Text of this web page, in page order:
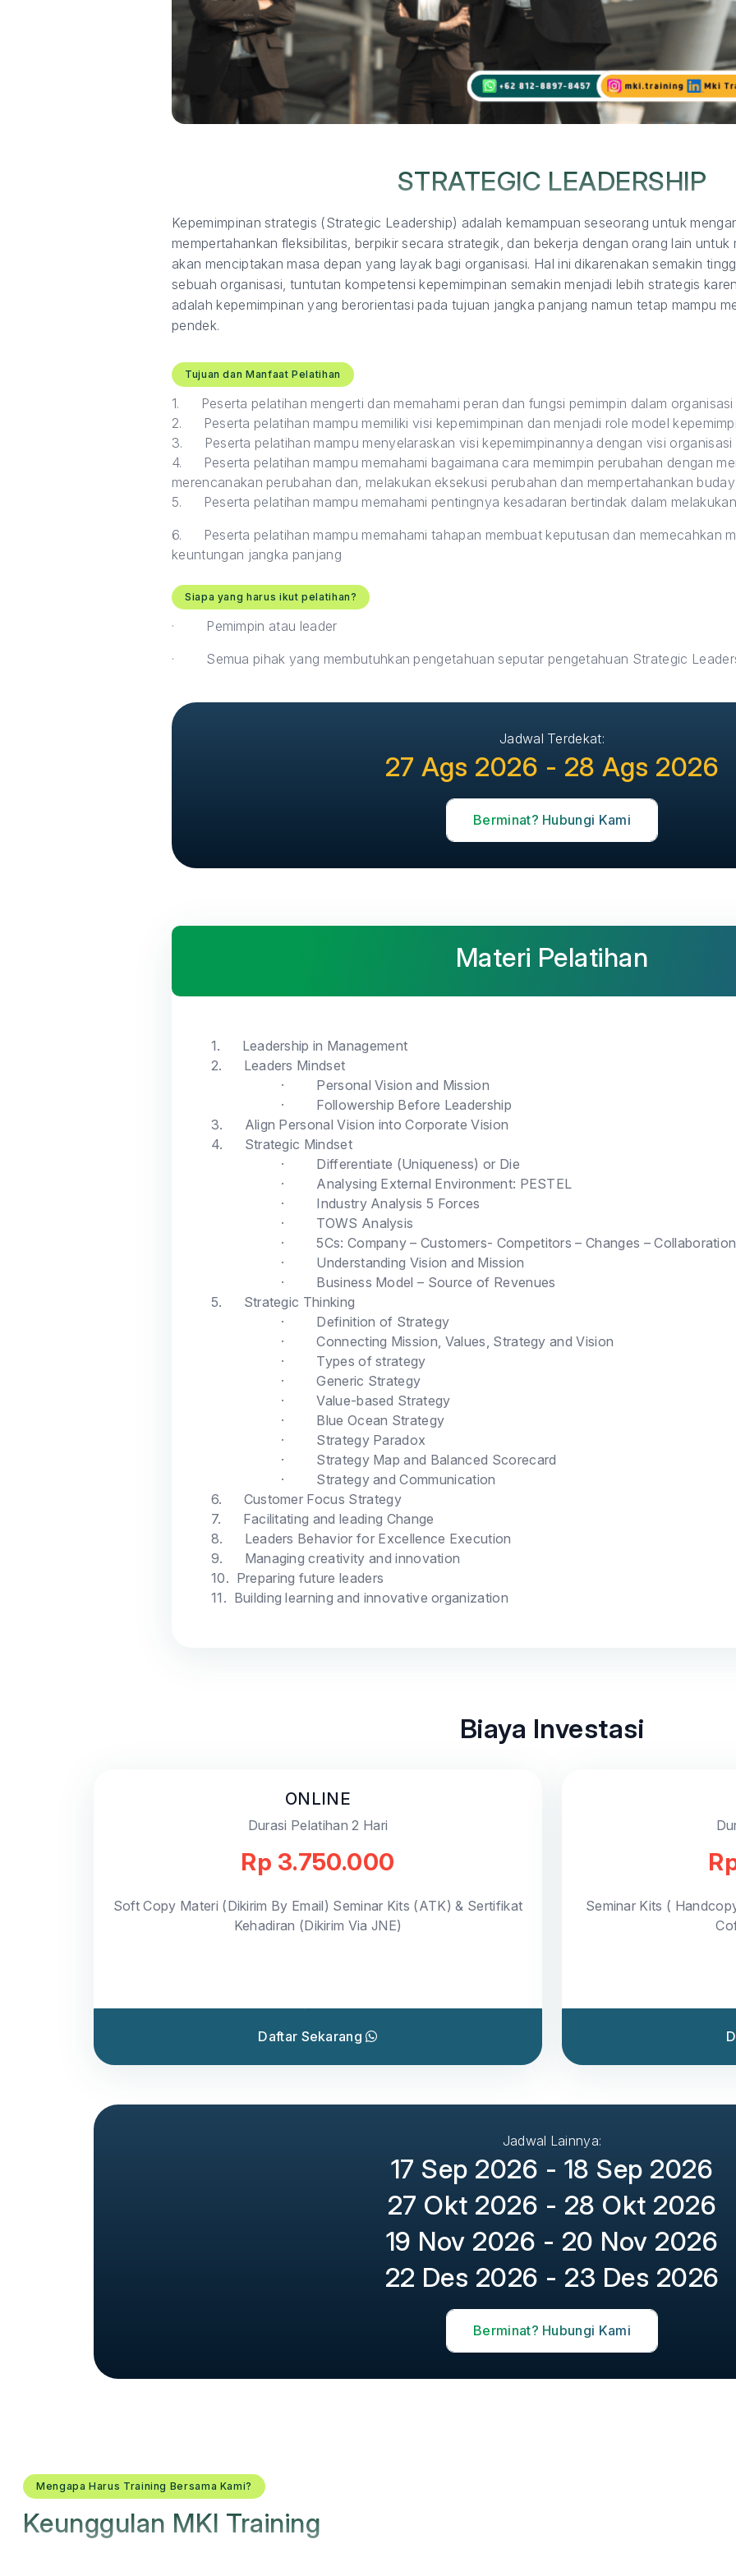
STRATEGIC LEADERSHIP
Kepemimpinan strategis (Strategic Leadership) adalah kemampuan seseorang untuk
mempertahankan fleksibilitas, berpikir secara strategik, dan bekerja dengan orang lain
akan menciptakan masa depan yang layak bagi organisasi. Hal ini dikarenakan semakin
sebuah organisasi, tuntutan kompetensi kepemimpinan semakin menjadi lebih strategis
adalah kepemimpinan yang berorientasi pada tujuan jangka panjang namun tetap mampu
pendek.
Tujuan dan Manfaat Pelatihan
1.
Peserta pelatihan mengerti dan memahami peran dan fungsi pemimpin dalam organisasi
2.
Peserta pelatihan mampu memiliki visi kepemimpinan dan menjadi role model
3.
Peserta pelatihan mampu menyelaraskan visi kepemimpinannya dengan visi
4.
Peserta pelatihan mampu memahami bagaimana cara memimpin perubahan dengan
merencanakan perubahan dan, melakukan eksekusi perubahan dan mempertahankan
5.
Peserta pelatihan mampu memahami pentingnya kesadaran bertindak dalam
6.
Peserta pelatihan mampu memahami tahapan membuat keputusan dan memecahkan
keuntungan jangka panjang
Siapa yang harus ikut pelatihan?
·
Pemimpin atau leader
·
Semua pihak yang membutuhkan pengetahuan seputar pengetahuan Strategic
Jadwal Terdekat:
27 Ags 2026 - 28 Ags 2026
Berminat? Hubungi Kami
Materi Pelatihan
1.
Leadership in Management
2.
Leaders Mindset
·
Personal Vision and Mission
·
Followership Before Leadership
3.
Align Personal Vision into Corporate Vision
4.
Strategic Mindset
·
Differentiate (Uniqueness) or Die
·
Analysing External Environment: PESTEL
·
Industry Analysis 5 Forces
·
TOWS Analysis
·
5Cs: Company – Customers- Competitors – Changes – Collaboration
·
Understanding Vision and Mission
·
Business Model – Source of Revenues
5.
Strategic Thinking
·
Definition of Strategy
·
Connecting Mission, Values, Strategy and Vision
·
Types of strategy
·
Generic Strategy
·
Value-based Strategy
·
Blue Ocean Strategy
·
Strategy Paradox
·
Strategy Map and Balanced Scorecard
·
Strategy and Communication
6.
Customer Focus Strategy
7.
Facilitating and leading Change
8.
Leaders Behavior for Excellence Execution
9.
Managing creativity and innovation
10. Preparing future leaders
11. Building learning and innovative organization
Biaya Investasi
ONLINE
Durasi Pelatihan 2 Hari
Rp 3.750.000
Soft Copy Materi (Dikirim By Email) Seminar Kits (ATK) & Sertifikat
Kehadiran (Dikirim Via JNE)
Daftar Sekarang
Seminar Kits (
Jadwal Lainnya:
17 Sep 2026 - 18 Sep 2026
27 Okt 2026 - 28 Okt 2026
19 Nov 2026 - 20 Nov 2026
22 Des 2026 - 23 Des 2026
Berminat? Hubungi Kami
Mengapa Harus Training Bersama Kami?
Keunggulan MKI Training